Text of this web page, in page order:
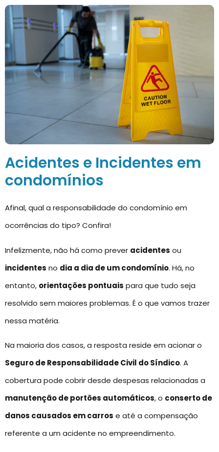
Acidentes e Incidentes em
condomínios
Afinal, qual a responsabilidade do condomínio em
ocorrências do tipo? Confira!
Infelizmente, não há como prever acidentes ou
incidentes no dia a dia de um condomínio. Há, no
entanto, orientações pontuais para que tudo seja
resolvido sem maiores problemas. É o que vamos trazer
nessa matéria.
Na maioria dos casos, a resposta reside em acionar o
Seguro de Responsabilidade Civil do Síndico. A
cobertura pode cobrir desde despesas relacionadas a
manutenção de portões automáticos, o conserto de
danos causados em carros e até a compensação
referente a um acidente no empreendimento.